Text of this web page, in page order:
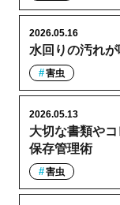
水回りの汚れ
2026.05.16
害虫
大切な書類や
保存管理術
2026.05.13
害虫